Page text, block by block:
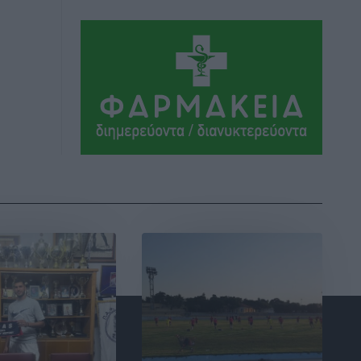
Γ. Χατζημάρκος από το Μέγαρο
Μαξίμου: “Ο τουρισμός μπορεί να γίνει
ο μεγαλύτερος πελάτης της ελληνικής
βιομηχανίας”
Τοπικές Ειδήσεις• πριν 2 ώρες
Ειδήσεις πριν 2 ώρες
Άκυρες οι εγκύκλιοι που δεν
αναρτώνται, υποχρεωτική η
δημοσίευσή τους από την 1η
Οκτωβρίου
πριν 3 ώρες